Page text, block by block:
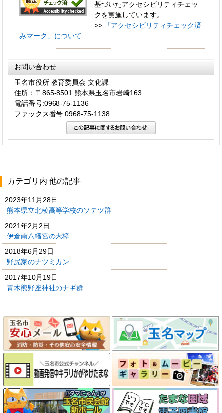
基づいたアクセシビリティチェッ
クを実施しています。
>>
「アクセシビリティチェック済
みマーク」について
お問い合わせ
玉名市役所 教育委員会 文化課
住所：〒865-8501 熊本県玉名市岩崎163
電話番号:0968-75-1136
ファックス番号:0968-75-1138
カテゴリ内 他の記事
2023年11月28日
熊本県立北稜高等学校のソテツ群
2021年2月2日
伊倉南八幡宮の大樟
2018年6月29日
野尻家のナツミカン
2017年10月19日
青木熊野座神社のナギ群